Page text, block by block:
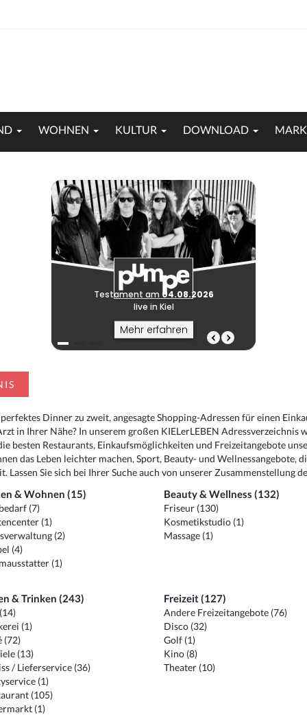
WOHNEN KULTUR DOWNLOAD
Sichere dir dein Ticket online
Testament am 04.08.2026
live in Kiel
Mehr erfahren
Dinner zu zweit, angesagte Shopping-Adressen für einen
in Ihrer Nähe? In unserem großen KIELerLEBEN Adressverzeichnis
besten Restaurants, Einkaufsmöglichkeiten und Freizeitangebote
das Leben leichter machen, Sport, Beauty- und Wellnessangebote,
Lassen Sie sich bei Ihrer Suche auch von unserer Zusammenstellung
& Wohnen (15)
(7)
(1)
(2)
(4)
(1)
Beauty & Wellness (132)
Friseur (130)
Kosmetikstudio (1)
Massage (1)
& Trinken (243)
(1)
(72)
(13)
/ Lieferservice (36)
(1)
(105)
(1)
Freizeit (127)
Andere Freizeitangebote (76)
Disco (32)
Golf (1)
Kino (8)
Theater (10)